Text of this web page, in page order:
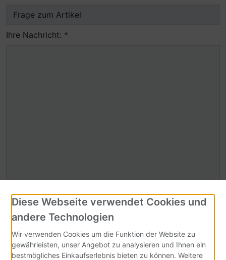
Ihre Nachricht: *
Sicherheitscode
Sicherheitscode bitte hier eingeben:
Diese Webseite verwendet Cookies und
andere Technologien
Wir verwenden Cookies um die Funktion der Website zu
gewährleisten, unser Angebot zu analysieren und Ihnen ein
bestmögliches Einkaufserlebnis bieten zu können. Weitere